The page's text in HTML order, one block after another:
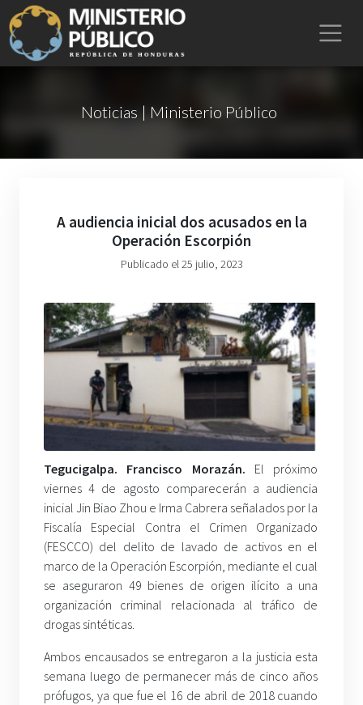
Noticias | Ministerio Público
A audiencia inicial dos acusados en la
Operación Escorpión
Publicado el 25 julio, 2023
Tegucigalpa. Francisco Morazán. El próximo
viernes 4 de agosto comparecerán a audiencia
inicial Jin Biao Zhou e Irma Cabrera señalados por la
Fiscalía Especial Contra el Crimen Organizado
(FESCCO) del delito de lavado de activos en el
marco de la Operación Escorpión, mediante el cual
se aseguraron 49 bienes de origen ilícito a una
organización criminal relacionada al tráfico de
drogas sintéticas.
Ambos encausados se entregaron a la justicia esta
semana luego de permanecer más de cinco años
prófugos, ya que fue el 16 de abril de 2018 cuando